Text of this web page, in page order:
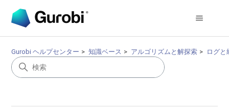
Gurobi ヘルプセンター 知識ベース アルゴリズムと解探索 ログと